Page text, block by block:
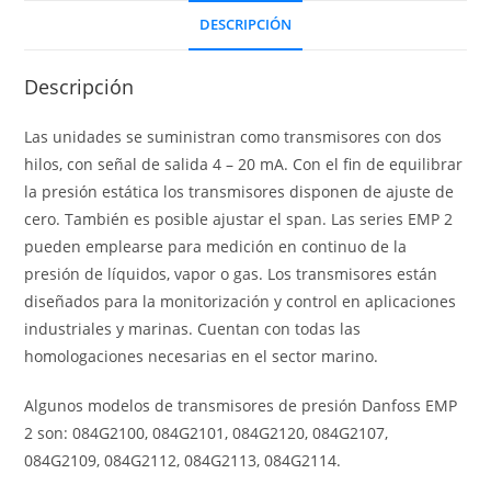
DESCRIPCIÓN
Descripción
Las unidades se suministran como transmisores con dos
hilos, con señal de salida 4 – 20 mA. Con el fin de equilibrar
la presión estática los transmisores disponen de ajuste de
cero. También es posible ajustar el span. Las series EMP 2
pueden emplearse para medición en continuo de la
presión de líquidos, vapor o gas. Los transmisores están
diseñados para la monitorización y control en aplicaciones
industriales y marinas. Cuentan con todas las
homologaciones necesarias en el sector marino.
Algunos modelos de transmisores de presión Danfoss EMP
2 son: 084G2100, 084G2101, 084G2120, 084G2107,
084G2109, 084G2112, 084G2113, 084G2114.